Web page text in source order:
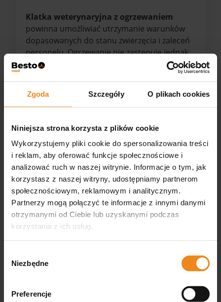
Zgoda Szczegóły O plikach cookies
Niniejsza strona korzysta z plików cookie
Wykorzystujemy pliki cookie do spersonalizowania treści
i reklam, aby oferować funkcje społecznościowe i
analizować ruch w naszej witrynie. Informacje o tym, jak
korzystasz z naszej witryny, udostępniamy partnerom
społecznościowym, reklamowym i analitycznym.
Partnerzy mogą połączyć te informacje z innymi danymi
otrzymanymi od Ciebie lub uzyskanymi podczas
korzystania z ich usług.
zgody
Niezbędne
Preferencje
Klatka weterynaryjna z ogrzewaniem
powinna umożliwiać utrzymanie warunków
dopasowanych do stanu zwierzęcia i zaleceń
personelu. Ogrzewanie nie zastępuje jednak
regularnej kontroli temperatury pacjenta ani
wentylację, kontrolować warunki wewnątrz
producenta. W placówkach wymagających
dodatkowych sposobów ogrzewania
przydatne mogą być równieżmaty i systemy
grzewcze dla zwierząt.
Przy wyborze podgrzewanej klatki warto
zwrócić uwagę na liczbę i wymiary wnęk,
całkowite gabaryty konstrukcji, rodzaj
systemu grzewczego oraz sposób jego
obsługi. Istotne są także możliwość
monitorowania temperatury, wentylacja,
Stalowa konstrukcja jest trwała i dobrze
ogrzewania można znaleźć w kategorii
klatki